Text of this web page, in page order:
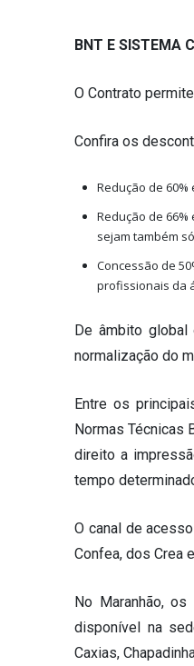
BNT E SISTEMA
O Contrato
Confira os
Redução de
Redução de
sejam também
Concessão de
profissionais da
De âmbito
normalização do
Entre os
Normas Técnicas
direito a
tempo
O canal de
Confea, dos Crea
No Maranhão,
disponível na
Caxias,